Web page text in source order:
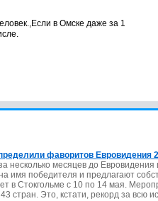
в Омске даже за 1
фаворитов Евровидения
несколько месяцев до
имя победителя и предлагают
в Стокгольме с 10 по 14 мая.
стран. Это, кстати, рекорд за всю